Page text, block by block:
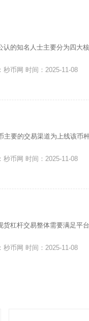
认的知名人士主要分为四大
秒币网 时间：2025-11-08
主要的交易渠道为上线该币
秒币网 时间：2025-11-08
货杠杆交易整体需要满足平
秒币网 时间：2025-11-08